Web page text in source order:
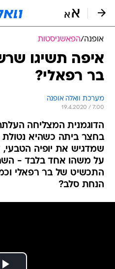
אופנה/הפאשניסטות
איפה תשיגו
בר רפאלי?
מערכת וואלה אופנה
19.4.2020 / 7:00
הדוגמנית המצליחה
בחצר ביתה כשהיא נטולת
שמדגיש את יופיה הטבעי,
על משהו אחד בלבד -
התכשיט של בר רפאלי
הנחת סלב?